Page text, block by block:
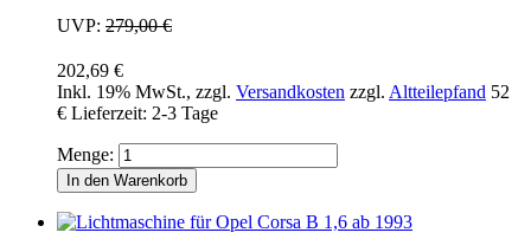
UVP: 279,00 €
202,69 €
Inkl. 19% MwSt., zzgl. Versandkosten zzgl. Altteilepfand 52
€ Lieferzeit: 2-3 Tage
Menge:
In den Warenkorb